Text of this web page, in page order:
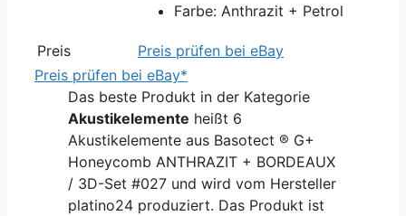
Farbe: Anthrazit + Petrol
Preis
Preis prüfen bei eBay
Preis prüfen bei eBay*
Das beste Produkt in der Kategorie
Akustikelemente heißt 6
Akustikelemente aus Basotect ® G+
Honeycomb ANTHRAZIT + BORDEAUX
/ 3D-Set #027 und wird vom Hersteller
platino24 produziert. Das Produkt ist